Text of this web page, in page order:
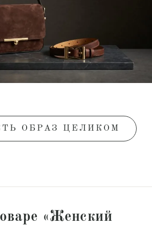
ОБРАЗ ЦЕЛИКОМ
«Женский